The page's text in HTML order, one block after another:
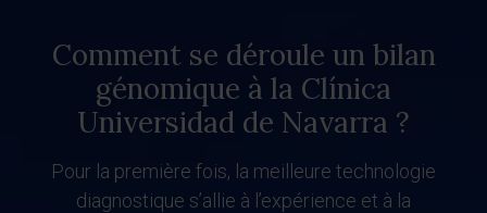
Comment se déroule un bilan
génomique à la Clínica
Universidad de Navarra ?
Pour la première fois, la meilleure technologie
diagnostique s’allie à l’expérience et à la